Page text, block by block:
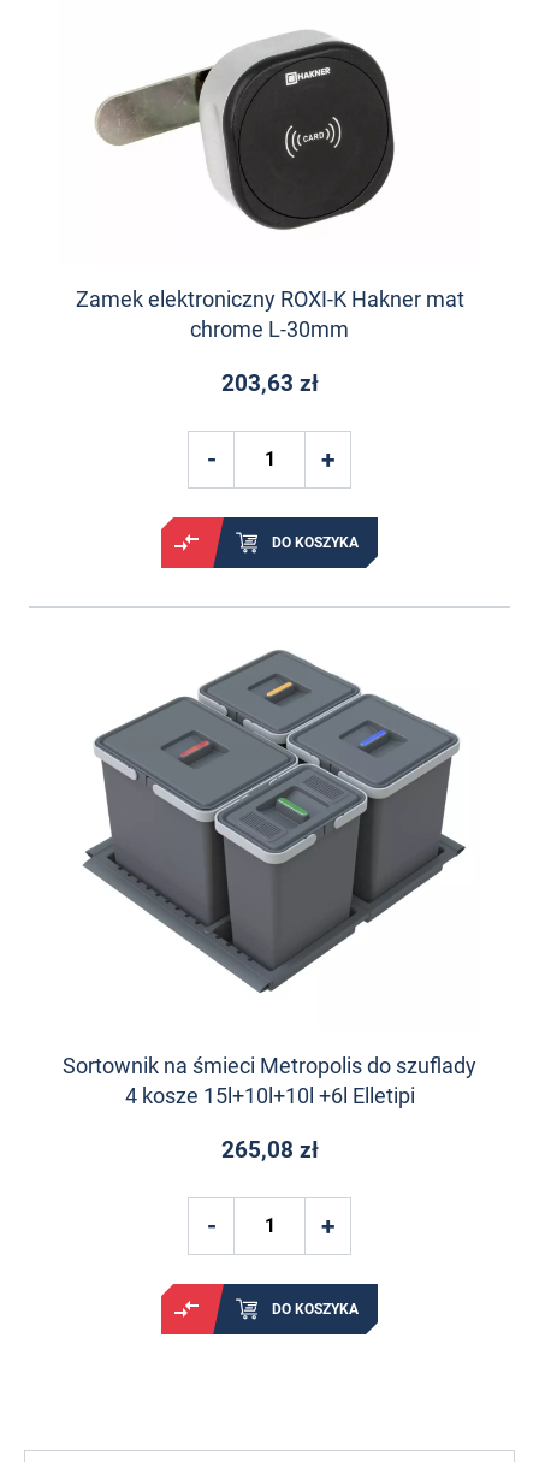
Zamek elektroniczny ROXI-K Hakner mat
chrome L-30mm
203,63 zł
DO KOSZYKA
Sortownik na śmieci Metropolis do szuflady
4 kosze 15l+10l+10l +6l Elletipi
265,08 zł
DO KOSZYKA